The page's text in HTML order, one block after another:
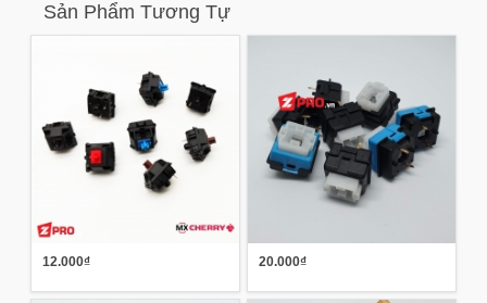
Sản Phẩm Tương Tự
12.000₫ 20.000₫